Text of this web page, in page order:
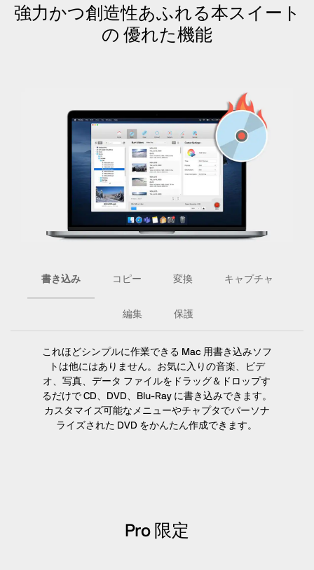
強力かつ創造性あふれる本スイート
の 優れた機能
書き込み コピー 変換 キャプチャ
編集 保護
これほどシンプルに作業できる Mac 用書き込みソフ
トは他にはありません。お気に入りの音楽、ビデ
オ、写真、データ ファイルをドラッグ＆ドロップす
るだけで CD、DVD、Blu-Ray に書き込みできます。
カスタマイズ可能なメニューやチャプタでパーソナ
ライズされた DVD をかんたん作成できます。
Pro 限定